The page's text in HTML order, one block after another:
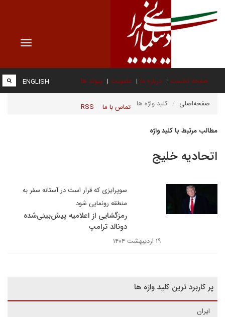
Toggle
صفحه نخست درباره ما عضویت پیوند ها
تماس با ما RSS
ENGLISH
صفحه‌اصلی کلید واژه ها
مطالب مرتبط با کلید واژه
اتحادیه خلیج
سوپرایزی که قرار است در آستانه سفر به
منطقه رونمایی شود
رمزگشایی از اعلامیه پیش‌بینی‌شده
دونالد ترامپ
۱۹ اردیبهشت ۱۴۰۴
پر کاربرد ترین کلید واژه ها
ایران